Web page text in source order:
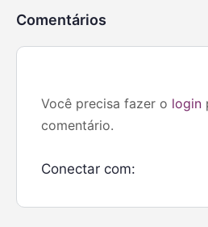
Comentários
Você precisa fazer o login
comentário.
Conectar com: